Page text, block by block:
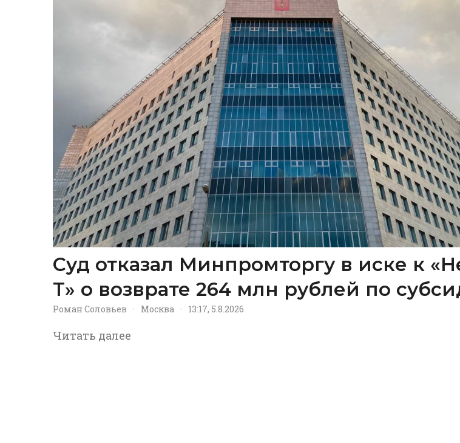
Суд отказал Минпромторгу в иске к
Т» о возврате 264 млн рублей по
Роман Соловьев · Москва · 13:17, 5.8.2026
Читать далее